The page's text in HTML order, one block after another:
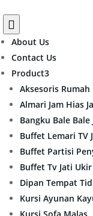

About Us
Contact Us
Product3
Aksesoris Rumah
Almari Jam Hias
Bangku Bale Bale
Buffet Lemari TV
Buffet Partisi
Buffet Tv Jati Ukir
Dipan Tempat
Kursi Ayunan